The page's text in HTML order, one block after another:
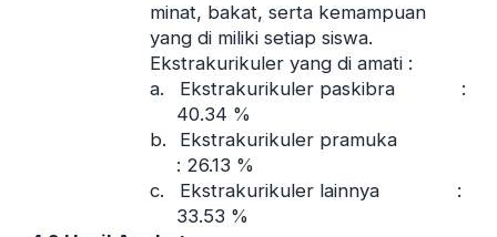
minat, bakat, serta kemampuan
yang di miliki setiap siswa.
Ekstrakurikuler yang di amati :
a.
Ekstrakurikuler paskibra :
40.34 %
b.
Ekstrakurikuler pramuka
: 26.13 %
c.
Ekstrakurikuler lainnya :
33.53 %